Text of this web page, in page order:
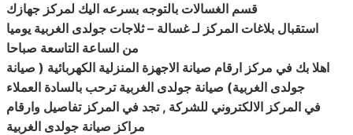
قسم الغسالات بالتوجه بسرعه اليك لمركز جهازك
استقبال بلاغات المركز لـ غسالة – ثلاجات جولدى الغربية يوميا
من الساعة التاسعة صباحا
اهلا بك في مركز ارقام صيانة الاجهزة المنزلية الكهربائية ( صيانة
جولدى الغربية) صيانة جولدى الغربية ترحب بالسادة العملاء
في المركز الالكتروني للشركة , تجد في المركز تفاصيل وارقام
مراكز صيانة جولدى الغربية